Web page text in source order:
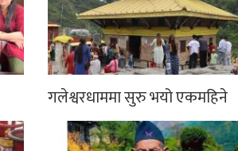
गलेश्वरधाममा सुरु भयो एकमहिने